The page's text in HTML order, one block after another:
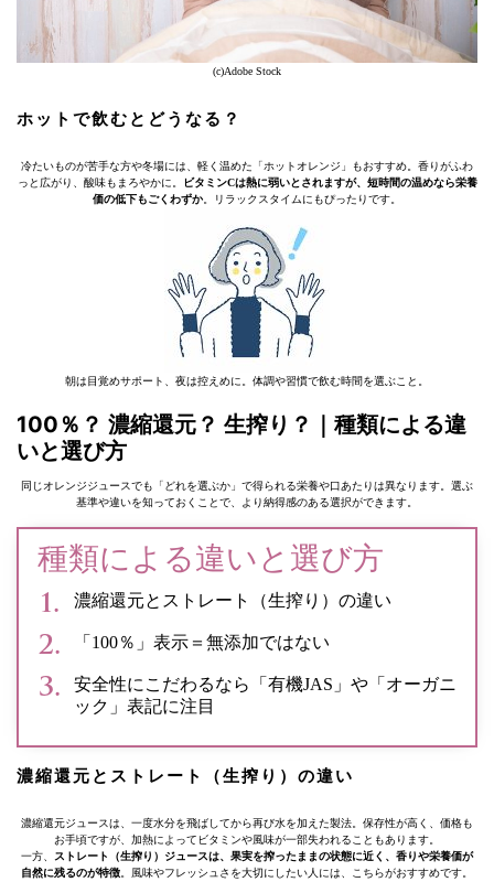
(c)Adobe Stock
ホットで飲むとどうなる？
冷たいものが苦手な方や冬場には、軽く温めた「ホットオレンジ」もおすすめ。香りがふわ
っと広がり、酸味もまろやかに。
ビタミンCは熱に弱いとされますが、短時間の温めなら栄養
価の低下もごくわずか 。リラックスタイムにもぴったりです。
朝は目覚めサポート、夜は控えめに。体調や習慣で飲む時間を選ぶこと。
100％？ 濃縮還元？ 生搾り？｜種類による違
いと選び方
同じオレンジジュースでも「どれを選ぶか」で得られる栄養や口あたりは異なります。選ぶ
基準や違いを知っておくことで、より納得感のある選択ができます。
種類による違いと選び方
濃縮還元とストレート（生搾り）の違い
「100％」表示＝無添加ではない
安全性にこだわるなら「有機JAS」や「オーガニ
ック」表記に注目
濃縮還元とストレート（生搾り）の違い
濃縮還元ジュースは、一度水分を飛ばしてから再び水を加えた製法。保存性が高く、価格も
お手頃ですが、加熱によってビタミンや風味が一部失われることもあります。
一方、 ストレート（生搾り）ジュースは、果実を搾ったままの状態に近く、香りや栄養価が
自然に残るのが特徴 。風味やフレッシュさを大切にしたい人には、こちらがおすすめです。